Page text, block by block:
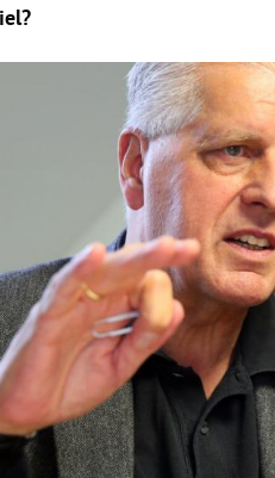
öffnen/schließen